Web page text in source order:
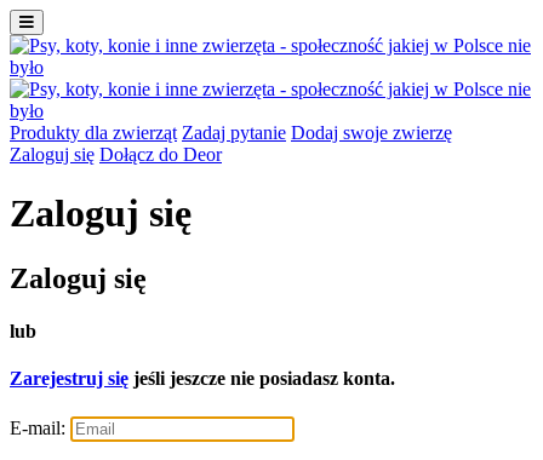
Produkty dla zwierząt Zadaj pytanie Dodaj swoje zwierzę
Zaloguj się Dołącz do Deor
Zaloguj się
Zaloguj się
lub
Zarejestruj się jeśli jeszcze nie posiadasz konta.
E-mail: